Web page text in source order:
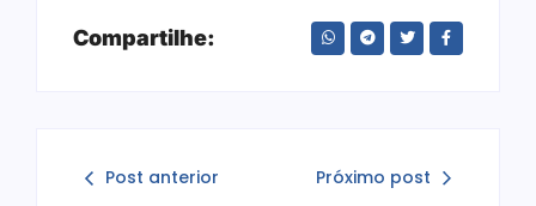
Compartilhe:
Post anterior Próximo post